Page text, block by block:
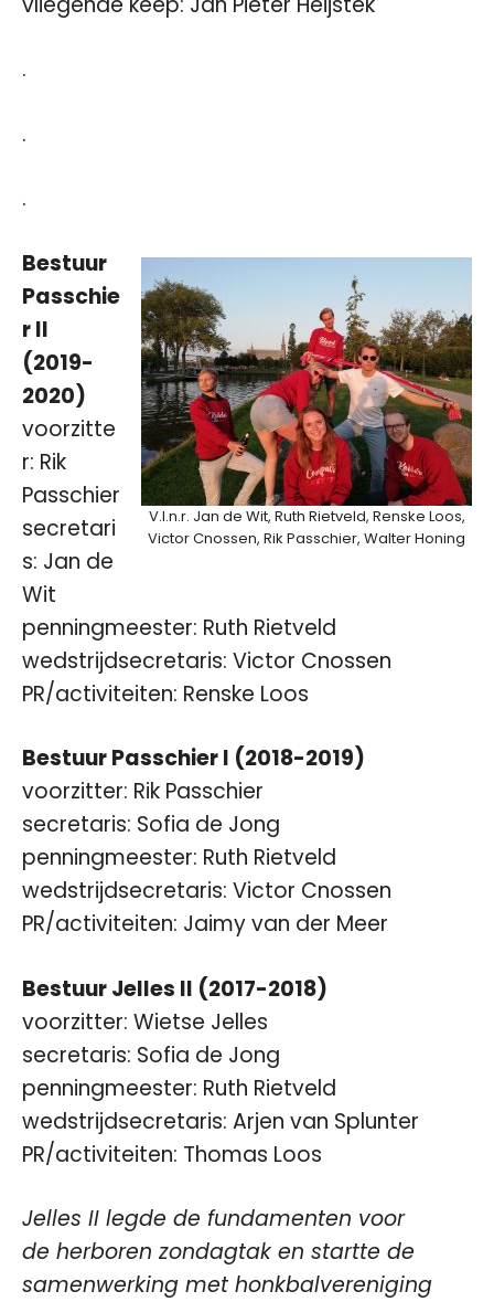
.
.
.
V.l.n.r. Jan de Wit, Ruth Rietveld, Renske Loos,
Victor Cnossen, Rik Passchier, Walter Honing
Bestuur
Passchie
r II
(2019-
2020)
voorzitte
r: Rik
Passchier
secretari
s: Jan de
Wit
penningmeester: Ruth Rietveld
wedstrijdsecretaris: Victor Cnossen
PR/activiteiten: Renske Loos
Bestuur Passchier I (2018-2019)
voorzitter: Rik Passchier
secretaris: Sofia de Jong
penningmeester: Ruth Rietveld
wedstrijdsecretaris: Victor Cnossen
PR/activiteiten: Jaimy van der Meer
Bestuur Jelles II (2017-2018)
voorzitter: Wietse Jelles
secretaris: Sofia de Jong
penningmeester: Ruth Rietveld
wedstrijdsecretaris: Arjen van Splunter
PR/activiteiten: Thomas Loos
Jelles II legde de fundamenten voor
de herboren zondagtak en startte de
samenwerking met honkbalvereniging